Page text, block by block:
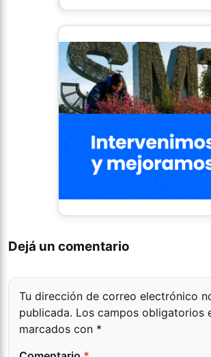
Dejá un comentario
Tu dirección de correo electrónico
publicada. Los campos obligatorios
marcados con *